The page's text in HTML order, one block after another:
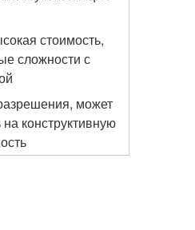
стоимость,
сложности с
может
конструктивную